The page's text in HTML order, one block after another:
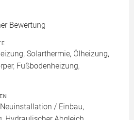
Bewertung
Solarthermie, Ölheizung,
Fußbodenheizung,
/ Einbau,